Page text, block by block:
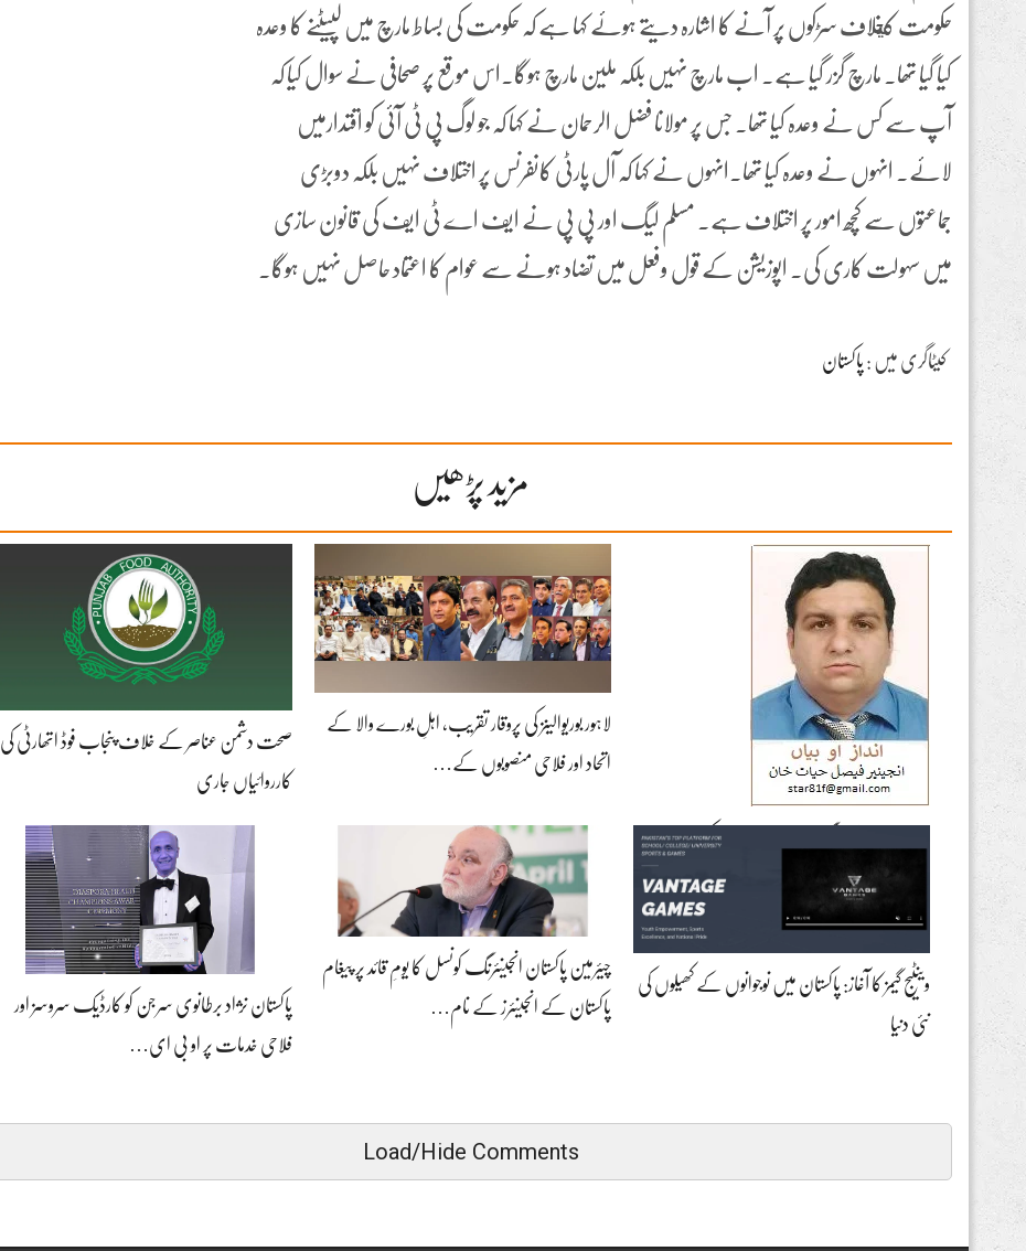
حکومت کيخلاف سڑکوں پر آنے کا اشارہ دیتے ہوئے کہا ہے کہ حکومت کی بساط مارچ میں لپیٹنے کا وعدہ
کیا گیا تھا۔ مارچ گزر گیا ہے۔ اب مارچ نہیں بلکہ ملین مارچ ہوگا۔اس موقع پر صحافی نے سوال کیا کہ
آپ سے کس نے وعدہ کیا تھا۔ جس پر مولانا فضل الرحمان نے کہا کہ جو لوگ پی ٹی آئی کو اقتدارمیں
لائے۔ انہوں نے وعدہ کیا تھا۔انہوں نے کہا کہ آل پارٹی کانفرنس پر اختلاف نہیں بلکہ دوبڑی
جماعتوں سے کچھ امور پر اختلاف ہے۔ مسلم لیگ اور پی پی نے ایف اے ٹی ایف کی قانون سازی
میں سہولت کاری کی۔ اپوزیشن کے قول وفعل میں تضاد ہونے سے عوام کا اعتماد حاصل نہیں ہوگا۔
کیٹاگری میں : پاکستان
مزید پڑھیں
صحت دشمن عناصر کے خلاف پنجاب فوڈ اتھارٹی کی
کارروائیاں جاری
لاہور بوریوالینز کی پروقار تقریب، اہلِ بورے والا کے
اتحاد اور فلاحی منصوبوں کے…
ایران اسرائیل جنگ اور پٹرو ڈالر نظام کو لاحق
پاکستان نژاد برطانوی سرجن کو کارڈیک سروسز اور
فلاحی خدمات پر او بی ای…
چیئرمین پاکستان انجینئرنگ کونسل کا یومِ قائد پر پیغام
پاکستان کے انجینئرز کے نام…
وینٹیج گیمز کا آغاز: پاکستان میں نوجوانوں کے کھیلوں کی
نئی دنیا
Load/Hide Comments